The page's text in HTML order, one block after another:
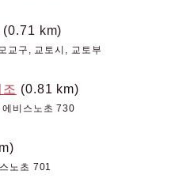
(0.71 km)
교구, 교토시, 교토부
(0.81 km)
비스노초 730
노초 701